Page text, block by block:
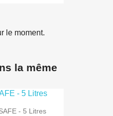
le moment.
la même
- 5 Litres